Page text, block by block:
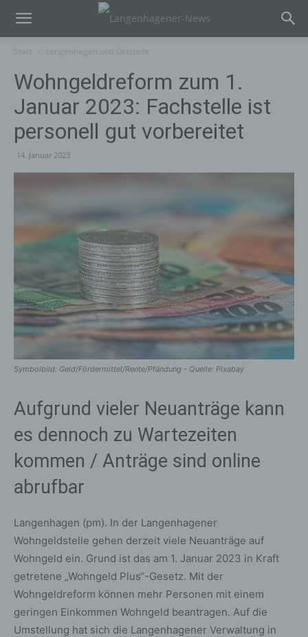
Wohngeldreform zum 1.
Januar 2023: Fachstelle ist
personell gut vorbereitet
14. Januar 2023
Symbolbild: Geld/Fördermittel/Rente/Pfändung - Quelle: Pixabay
Aufgrund vieler Neuanträge kann
es dennoch zu Wartezeiten
kommen / Anträge sind online
abrufbar
Langenhagen (pm). In der Langenhagener
Wohngeldstelle gehen derzeit viele Neuanträge auf
Wohngeld ein. Grund ist das am 1. Januar 2023 in Kraft
getretene „Wohngeld Plus“-Gesetz. Mit der
Wohngeldreform können mehr Personen mit einem
geringen Einkommen Wohngeld beantragen. Auf die
Umstellung hat sich die Langenhagener Verwaltung in